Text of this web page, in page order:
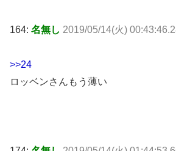
164: 名無し 2019/05/14(火)
>>24
ロッベンさんもう薄い